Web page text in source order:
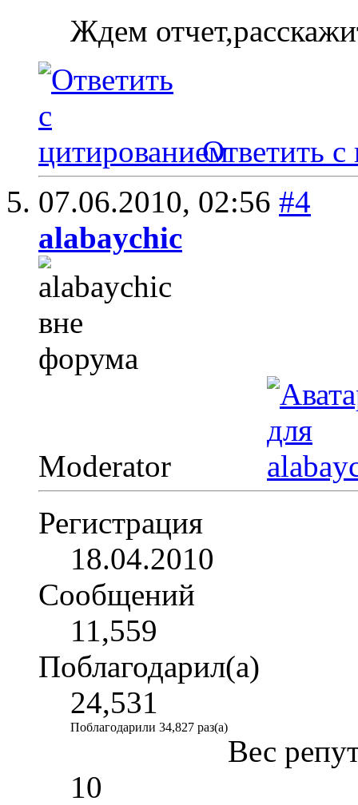
Ждем
Ответить с
07.06.2010, 02:56 #4
alabaychic
Moderator
Регистрация
18.04.2010
Сообщений
11,559
Поблагодарил(а)
24,531
Поблагодарили 34,827 раз(а)
Вес
10